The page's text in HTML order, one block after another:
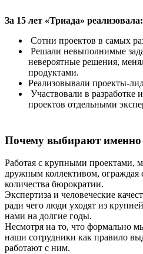
За 15 лет «Триада» реализовала:
Сотни проектов в самых
Решали невыполнимые
невероятные решения,
продуктами.
Реализовывали проекты-
Участвовали в разработке
проектов отдельными
Почему выбирают именно
Работая с крупными проектами,
дружным коллективом, ограждая
количества бюрократии.
Экспертиза и человеческие
ради чего люди уходят из
нами на долгие годы.
Несмотря на то, что формально
наши сотрудники как правило
работают с ним.